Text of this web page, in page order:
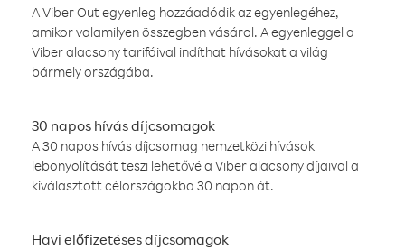
A Viber Out egyenleg hozzáadódik az egyenlegéhez,
amikor valamilyen összegben vásárol. A egyenleggel a
Viber alacsony tarifáival indíthat hívásokat a világ
bármely országába.
30 napos hívás díjcsomagok
A 30 napos hívás díjcsomag nemzetközi hívások
lebonyolítását teszi lehetővé a Viber alacsony díjaival a
kiválasztott célországokba 30 napon át.
Havi előfizetéses díjcsomagok